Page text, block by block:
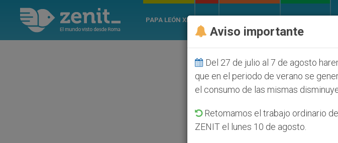
PAPA LEÓN XIV
Aviso importante
Del 27 de julio al 7 de agosto
que en el periodo de verano se
el consumo de las mismas
Retomamos el trabajo ordinario
ZENIT el lunes 10 de agosto.